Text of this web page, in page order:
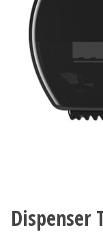
Dispenser